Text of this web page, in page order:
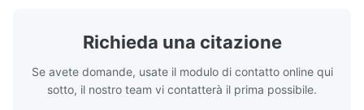
Richieda una citazione
Se avete domande, usate il modulo di contatto online qui
sotto, il nostro team vi contatterà il prima possibile.